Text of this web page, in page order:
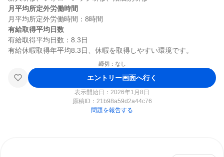
月平均所定外労働時間
有給取得平均日数
有給取得平均日数：8.3日
締切：なし
エントリー画面へ行く
表示開始日：2026年1月8日
原稿ID： 21b98a59d2a44c76
問題を報告する